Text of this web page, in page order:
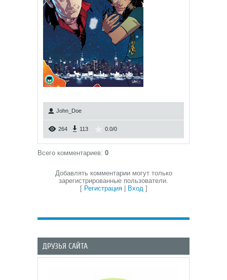
John_Doe
264 113 0.0/0
Всего комментариев: 0
Добавлять комментарии могут только
зарегистрированные пользователи.
[ Регистрация| Вход]
ДРУЗЬЯ САЙТА